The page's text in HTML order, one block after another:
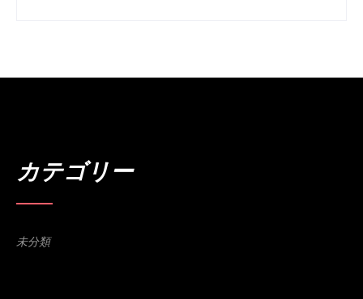
カテゴリー
未分類